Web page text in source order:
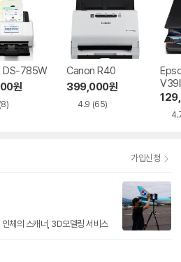
DS-785W
원
(8)
Canon R40
399,000원
4.9 (65)
가입신청
체의 스캐너, 3D모델링 서비스